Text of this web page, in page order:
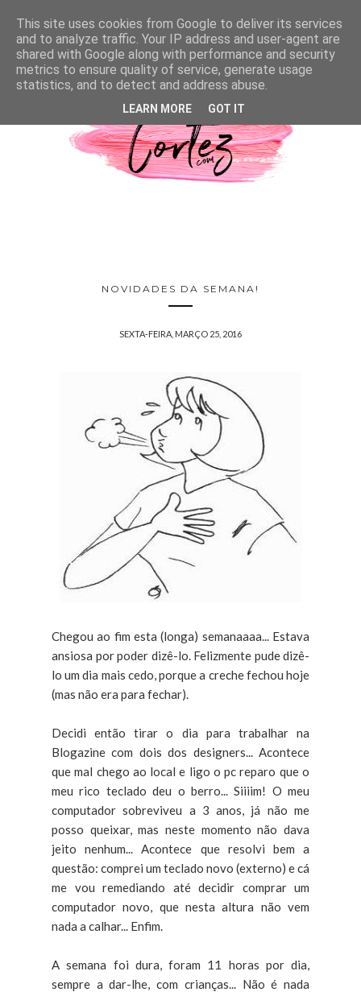
NOVIDADES DA SEMANA!
SEXTA-FEIRA, MARÇO 25, 2016
Chegou ao fim esta (longa) semanaaaa... Estava
ansiosa por poder dizê-lo. Felizmente pude dizê-
lo um dia mais cedo, porque a creche fechou hoje
(mas não era para fechar).
Decidi então tirar o dia para trabalhar na
Blogazine com dois dos designers... Acontece
que mal chego ao local e ligo o pc reparo que o
meu rico teclado deu o berro... Siiiim! O meu
computador sobreviveu a 3 anos, já não me
posso queixar, mas neste momento não dava
jeito nenhum... Acontece que resolvi bem a
questão: comprei um teclado novo (externo) e cá
me vou remediando até decidir comprar um
computador novo, que nesta altura não vem
nada a calhar... Enfim.
A semana foi dura, foram 11 horas por dia,
sempre a dar-lhe, com crianças... Não é nada
This site uses cookies from Google to deliver its services
and to analyze traffic. Your IP address and user-agent are
shared with Google along with performance and security
metrics to ensure quality of service, generate usage
statistics, and to detect and address abuse.
LEARN MORE GOT IT